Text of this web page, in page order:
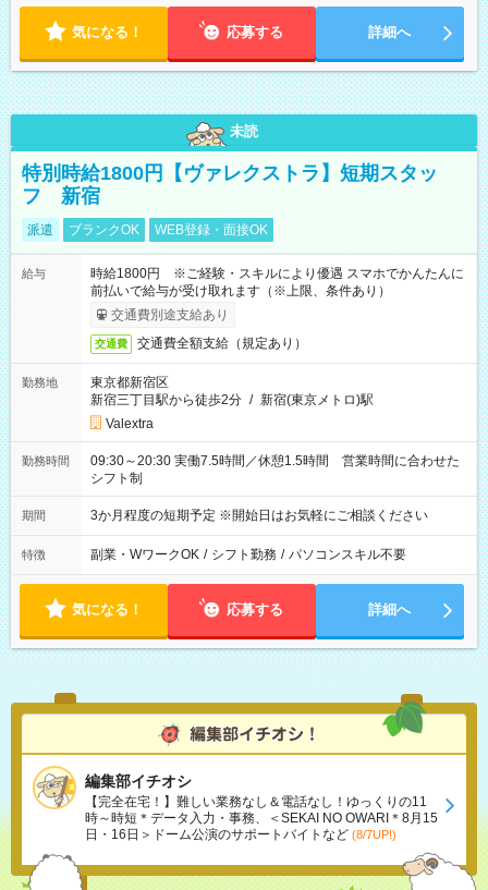
気になる！ 応募する 詳細へ
未読
特別時給1800円【ヴァレクストラ】短期スタッ
フ 新宿
派遣 ブランクOK WEB登録・面接OK
給与
時給1800円 ※ご経験・スキルにより優遇 スマホでかんたんに
前払いで給与が受け取れます（※上限、条件あり）
交通費別途支給あり
交通費 交通費全額支給（規定あり）
勤務地
東京都新宿区
新宿三丁目駅から徒歩2分 / 新宿(東京メトロ)駅
Valextra
勤務時間
09:30～20:30 実働7.5時間／休憩1.5時間 営業時間に合わせた
シフト制
期間 3か月程度の短期予定 ※開始日はお気軽にご相談ください
特徴 副業・WワークOK / シフト勤務 / パソコンスキル不要
気になる！ 応募する 詳細へ
編集部イチオシ
【完全在宅！】難しい業務なし＆電話なし！ゆっくりの11
時～時短＊データ入力・事務、＜SEKAI NO OWARI＊8月15
日・16日＞ドーム公演のサポートバイトなど (8/7UP!)